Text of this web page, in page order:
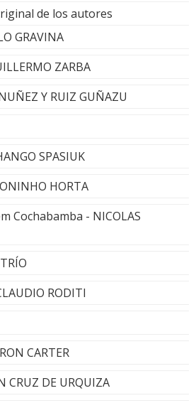
de los autores
GRAVINA
ZARBA
Y RUIZ GUÑAZU
SPASIUK
HORTA
Cochabamba - NICOLAS
RODITI
CARTER
CRUZ DE URQUIZA